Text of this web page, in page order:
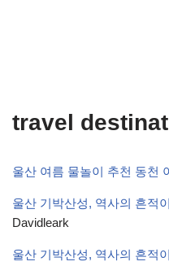
travel
울산 여름 물놀이 추천 동천
울산 기박산성, 역사의 흔적
Davidleark
울산 기박산성, 역사의 흔적